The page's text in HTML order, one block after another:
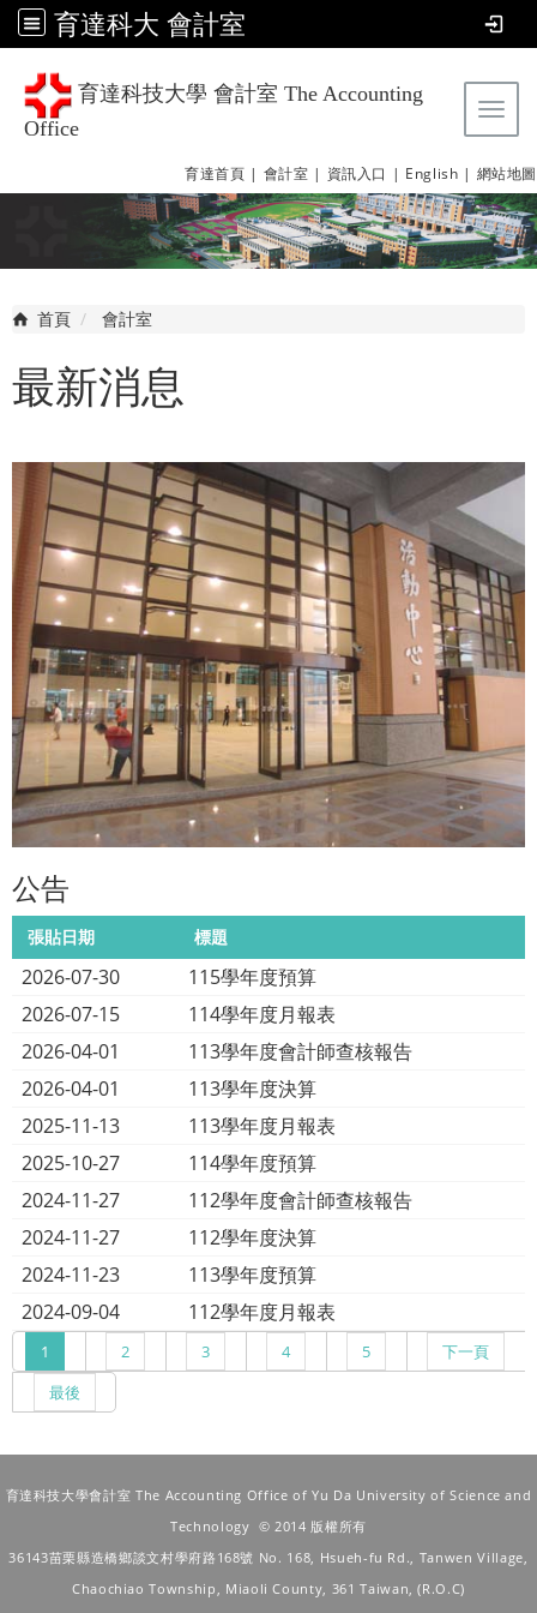
育達科大 會計室
育達科技大學 會計室 The Accounting
Office
育達首頁 | 會計室 | 資訊入口 | English | 網站地圖
首頁 會計室
最新消息
公告
張貼日期 標題
2026-07-30
115學年度預算
2026-07-15
114學年度月報表
2026-04-01
113學年度會計師查核報告
2026-04-01
113學年度決算
2025-11-13
113學年度月報表
2025-10-27
114學年度預算
2024-11-27
112學年度會計師查核報告
2024-11-27
112學年度決算
2024-11-23
113學年度預算
2024-09-04
112學年度月報表
1 2 3 4 5
下一頁
最後
育達科技大學會計室 The Accounting Office of Yu Da University of Science and
Technology © 2014 版權所有
36143苗栗縣造橋鄉談文村學府路168號 No. 168, Hsueh-fu Rd., Tanwen Village,
Chaochiao Township, Miaoli County, 361 Taiwan, (R.O.C)